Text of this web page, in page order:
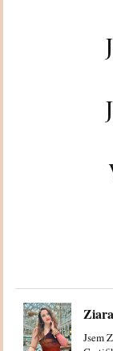
Jsem